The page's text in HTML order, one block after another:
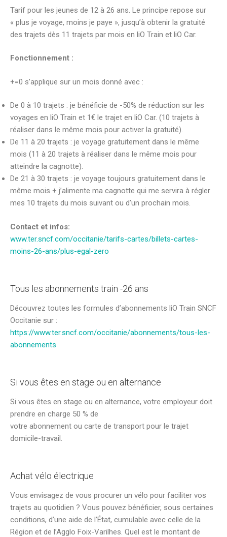
Tarif pour les jeunes de 12 à 26 ans. Le principe repose sur
« plus je voyage, moins je paye », jusqu’à obtenir la gratuité
des trajets dès 11 trajets par mois en liO Train et liO Car.
Fonctionnement :
+=0 s’applique sur un mois donné avec :
De 0 à 10 trajets : je bénéficie de -50% de réduction sur les
voyages en liO Train et 1€ le trajet en liO Car. (10 trajets à
réaliser dans le même mois pour activer la gratuité).
De 11 à 20 trajets : je voyage gratuitement dans le même
mois (11 à 20 trajets à réaliser dans le même mois pour
atteindre la cagnotte).
De 21 à 30 trajets : je voyage toujours gratuitement dans le
même mois + j’alimente ma cagnotte qui me servira à régler
mes 10 trajets du mois suivant ou d’un prochain mois.
Contact et infos:
www.ter.sncf.com/occitanie/tarifs-cartes/billets-cartes-
moins-26-ans/plus-egal-zero
Tous les abonnements train -26 ans
Découvrez toutes les formules d’abonnements liO Train SNCF
Occitanie sur :
https://www.ter.sncf.com/occitanie/abonnements/tous-les-
abonnements
Si vous êtes en stage ou en alternance
Si vous êtes en stage ou en alternance, votre employeur doit
prendre en charge 50 % de
votre abonnement ou carte de transport pour le trajet
domicile-travail.
Achat vélo électrique
Vous envisagez de vous procurer un vélo pour faciliter vos
trajets au quotidien ? Vous pouvez bénéficier, sous certaines
conditions, d’une aide de l’État, cumulable avec celle de la
Région et de l’Agglo Foix-Varilhes. Quel est le montant de